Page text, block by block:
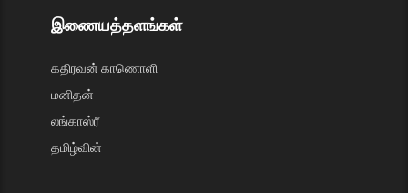
இணையத்தளங்கள்
கதிரவன் காணொளி
மனிதன்
லங்காஸ்ரீ
தமிழ்வின்